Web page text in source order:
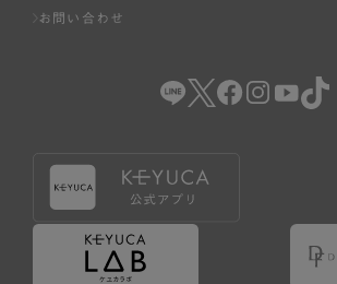
お問い合わせ